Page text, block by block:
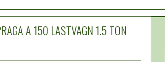
A 150 LASTVAGN 1.5 TON